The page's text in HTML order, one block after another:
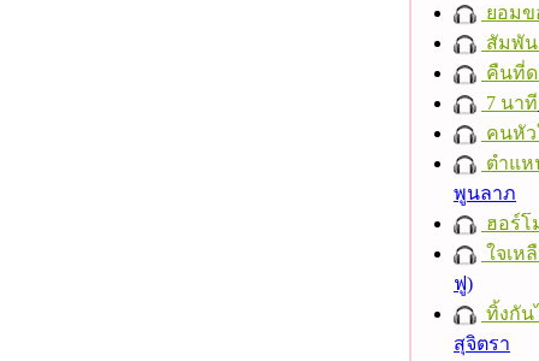
ยอมข
สัมพั
คืนที่ด
7 นาที
คนหัว
ตำแห
พูนลาภ
ฮอร์โ
ใจเห
ฟู)
ทิ้งกัน
สุจิตรา